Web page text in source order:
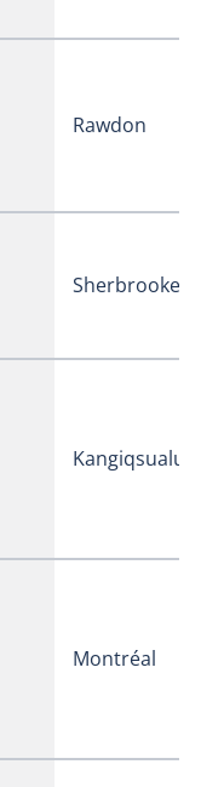
Rawdon
Sherbrooke
Montréal